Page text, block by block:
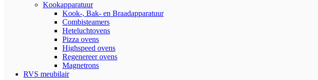
Kookapparatuur
Kook-, Bak- en Braadapparatuur
Combisteamers
Heteluchtovens
Pizza ovens
Highspeed ovens
Regenereer ovens
Magnetrons
RVS meubilair